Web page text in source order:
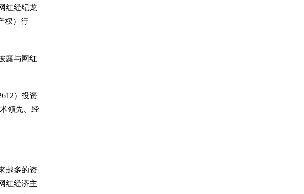
红经纪龙
权）行
露与网红
）投资
领先、经
越多的资
红经济主